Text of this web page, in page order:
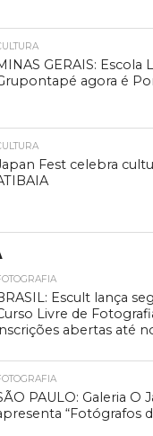
GERAIS: Escola
agora é
Fest celebra
Escult lança
Livre de
abertas até
PAULO: Galeria O
“Fotógrafos